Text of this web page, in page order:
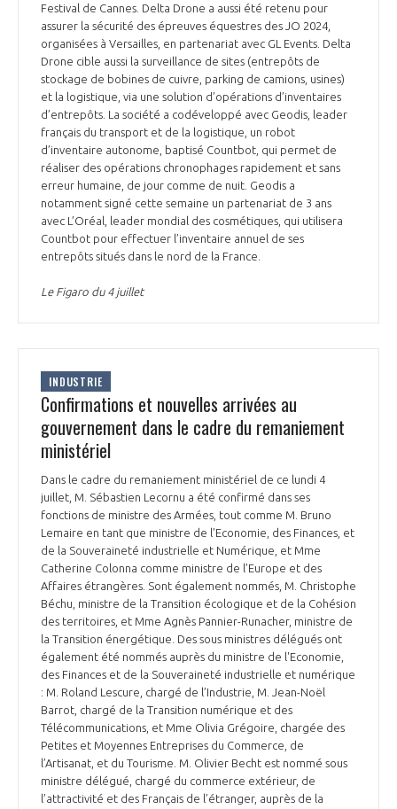
Festival de Cannes. Delta Drone a aussi été retenu pour
assurer la sécurité des épreuves équestres des JO 2024,
organisées à Versailles, en partenariat avec GL Events. Delta
Drone cible aussi la surveillance de sites (entrepôts de
stockage de bobines de cuivre, parking de camions, usines)
et la logistique, via une solution d’opérations d’inventaires
d’entrepôts. La société a codéveloppé avec Geodis, leader
français du transport et de la logistique, un robot
d’inventaire autonome, baptisé Countbot, qui permet de
réaliser des opérations chronophages rapidement et sans
erreur humaine, de jour comme de nuit. Geodis a
notamment signé cette semaine un partenariat de 3 ans
avec L’Oréal, leader mondial des cosmétiques, qui utilisera
Countbot pour effectuer l’inventaire annuel de ses
entrepôts situés dans le nord de la France.
Le Figaro du 4 juillet
INDUSTRIE
Confirmations et nouvelles arrivées au
gouvernement dans le cadre du remaniement
ministériel
Dans le cadre du remaniement ministériel de ce lundi 4
juillet, M. Sébastien Lecornu a été confirmé dans ses
fonctions de ministre des Armées, tout comme M. Bruno
Lemaire en tant que ministre de l’Economie, des Finances, et
de la Souveraineté industrielle et Numérique, et Mme
Catherine Colonna comme ministre de l’Europe et des
Affaires étrangères. Sont également nommés, M. Christophe
Béchu, ministre de la Transition écologique et de la Cohésion
des territoires, et Mme Agnès Pannier-Runacher, ministre de
la Transition énergétique. Des sous ministres délégués ont
également été nommés auprès du ministre de l'Economie,
des Finances et de la Souveraineté industrielle et numérique
: M. Roland Lescure, chargé de l’Industrie, M. Jean-Noël
Barrot, chargé de la Transition numérique et des
Télécommunications, et Mme Olivia Grégoire, chargée des
Petites et Moyennes Entreprises du Commerce, de
l’Artisanat, et du Tourisme. M. Olivier Becht est nommé sous
ministre délégué, chargé du commerce extérieur, de
l’attractivité et des Français de l’étranger, auprès de la